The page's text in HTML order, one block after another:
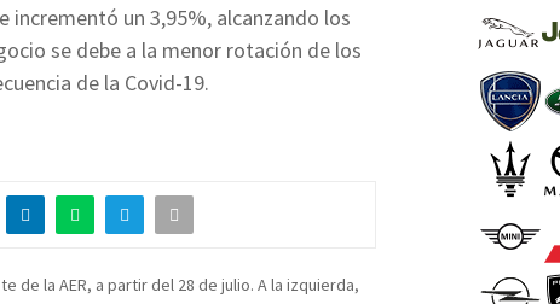
un 3,95%, alcanzando los
se debe a la menor rotación de los
de la Covid-19.